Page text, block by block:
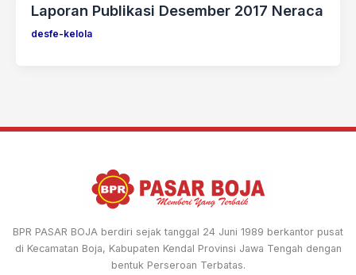
Laporan Publikasi Desember 2017 Neraca
desfe-kelola
BPR PASAR BOJA berdiri sejak tanggal 24 Juni 1989 berkantor pusat
di Kecamatan Boja, Kabupaten Kendal Provinsi Jawa Tengah dengan
bentuk Perseroan Terbatas.